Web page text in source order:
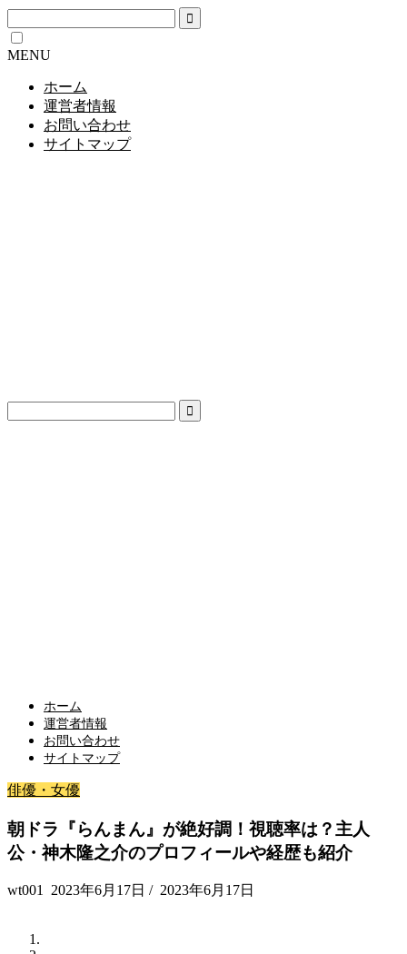
MENU
ホーム
運営者情報
お問い合わせ
サイトマップ
ホーム
運営者情報
お問い合わせ
サイトマップ
俳優・女優
朝ドラ『らんまん』が絶好調！視聴率は？主人
公・神木隆之介のプロフィールや経歴も紹介
wt001 2023年6月17日 / 2023年6月17日